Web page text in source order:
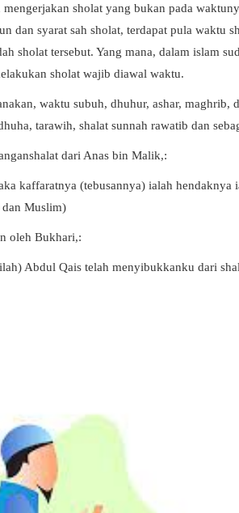
sholat yang bukan pada
dan syarat sah sholat, terdapat pula waktu
sholat tersebut. Yang mana, dalam islam
sholat wajib diawal waktu.
waktu subuh, dhuhur, ashar, maghrib,
tarawih, shalat sunnah rawatib dan
dari Anas bin Malik,:
kaffaratnya (tebusannya) ialah hendaknya
dan Muslim)
oleh Bukhari,:
Abdul Qais telah menyibukkanku dari